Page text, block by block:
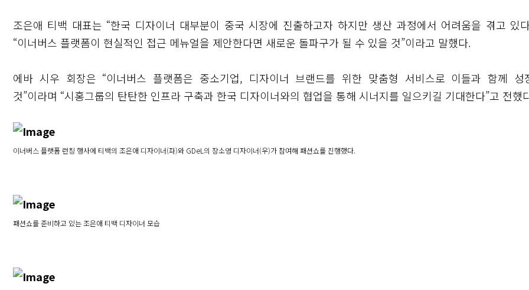
조은애 티백 대표는 “한국 디자이너 대부분이 중국 시장에 진출하고자 하지만 생산 과정에서 어려움을 겪고 있
“이너버스 플랫폼이 현실적인 접근 메뉴얼을 제안한다면 새로운 돌파구가 될 수 있을 것”이라고 말했다.
에바 시우 회장은 “이너버스 플랫폼은 중소기업, 디자이너 브랜드를 위한 맞춤형 서비스로 이들과 함께 성
것”이라며 “시홍그룹의 탄탄한 인프라 구축과 한국 디자이너와의 협업을 통해 시너지를 일으키길 기대한다”고 전했
이너버스 플랫폼 런칭 행사에 티백의 조은애 디자이너(좌)와 GDeL의 장소영 디자이너(우)가 참여해 패션쇼를 진행했다.
패션쇼를 준비하고 있는 조은애 티백 디자이너 모습